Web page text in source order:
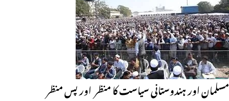
مسلمان اور ہندوستانی سیاست کا منظر اور پس منظر